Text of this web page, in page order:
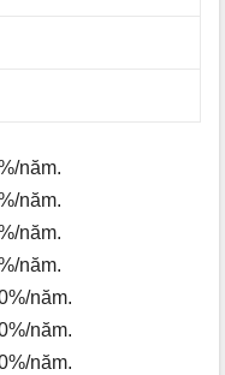
năm.
năm.
năm.
năm.
năm.
năm.
năm.